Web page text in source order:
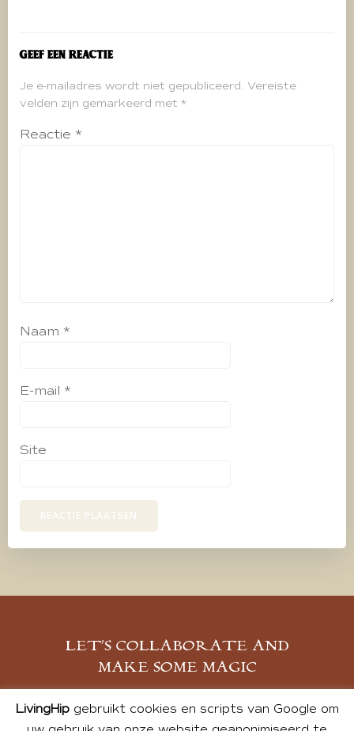
Geef een reactie
Je e-mailadres wordt niet gepubliceerd. Vereiste
velden zijn gemarkeerd met *
Reactie *
Naam *
E-mail *
Site
LET’S COLLABORATE AND
MAKE SOME MAGIC
MELD JE AAN
LivingHipgebruikt cookies en scripts van Google om